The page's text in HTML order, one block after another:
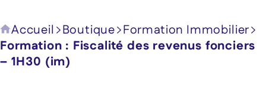
Accueil Boutique Formation Immobilier
Formation : Fiscalité des revenus fonciers
– 1H30 (im)